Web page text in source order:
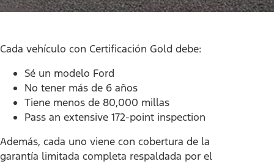
Cada vehículo con Certificación Gold debe:
Sé un modelo Ford
No tener más de 6 años
Tiene menos de 80,000 millas
Pass an extensive 172-point inspection
Además, cada uno viene con cobertura de la
garantía limitada completa respaldada por el